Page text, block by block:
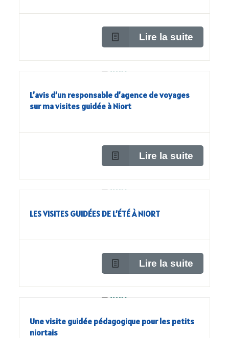
Lire la suite
L’avis d’un responsable d’agence de voyages
sur ma visites guidée à Niort
Lire la suite
LES VISITES GUIDÉES DE L’ÉTÉ À NIORT
Lire la suite
Une visite guidée pédagogique pour les petits
niortais